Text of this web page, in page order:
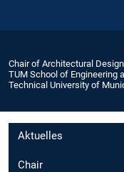
Chair of Architectural
TUM School of Engineering
Technical University of
Aktuelles
Chair